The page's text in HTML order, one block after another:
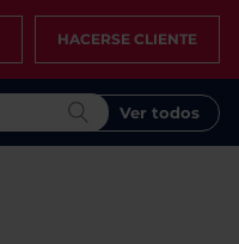
HACERSE CLIENTE
Ver todos